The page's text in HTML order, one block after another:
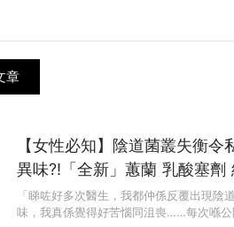
章
【女性必知】陰道菌叢失衡令
異味?!「全新」蕙蘭 乳酸塞劑
酸環境！
「睇咗好多次醫生，我都仲係反覆出現陰
味，我真係覺得好苦惱同沮喪……每次喺公